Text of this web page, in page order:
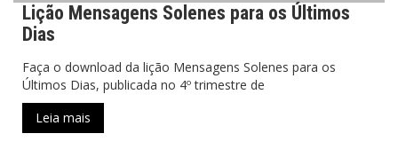
Lição Mensagens Solenes para os Últimos
Dias
Faça o download da lição Mensagens Solenes para os
Últimos Dias, publicada no 4º trimestre de
Leia mais